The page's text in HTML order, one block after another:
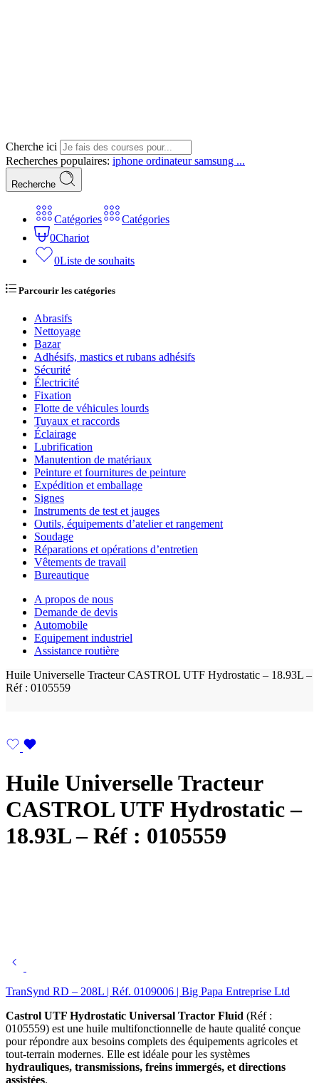
Cherche ici
Recherches populaires: iphone ordinateursamsung ...
Recherche
Catégories
Catégories
0Chariot
0Liste de souhaits
Parcourir les catégories
Abrasifs
Nettoyage
Bazar
Adhésifs, mastics et rubans adhésifs
Sécurité
Électricité
Fixation
Flotte de véhicules lourds
Tuyaux et raccords
Éclairage
Lubrification
Manutention de matériaux
Peinture et fournitures de peinture
Expédition et emballage
Signes
Instruments de test et jauges
Outils, équipements d’atelier et rangement
Soudage
Réparations et opérations d’entretien
Vêtements de travail
Bureautique
A propos de nous
Demande de devis
Automobile
Equipement industriel
Assistance routière
Huile Universelle Tracteur CASTROL UTF Hydrostatic – 18.93L –
Réf : 0105559
Huile Universelle Tracteur
CASTROL UTF Hydrostatic –
18.93L – Réf : 0105559
TranSynd RD – 208L | Réf. 0109006 | Big Papa Entreprise Ltd
Castrol UTF Hydrostatic Universal Tractor Fluid (Réf :
0105559) est une huile multifonctionnelle de haute qualité conçue
pour répondre aux besoins complets des équipements agricoles et
tout-terrain modernes. Elle est idéale pour les systèmes
hydrauliques, transmissions, freins immergés, et directions
assistées.